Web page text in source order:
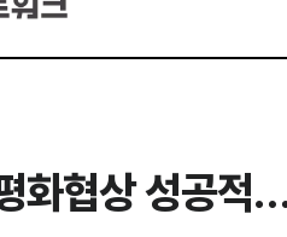
화협상 성공적